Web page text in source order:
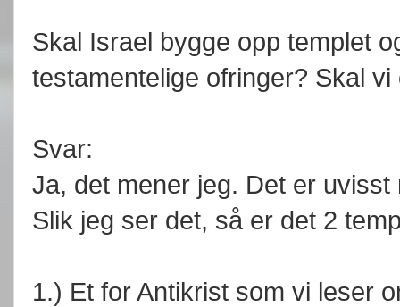
Skal Israel bygge opp templet
testamentelige ofringer? Skal
Svar:
Ja, det mener jeg. Det er
Slik jeg ser det, så er det 2
1.) Et for Antikrist som vi leser